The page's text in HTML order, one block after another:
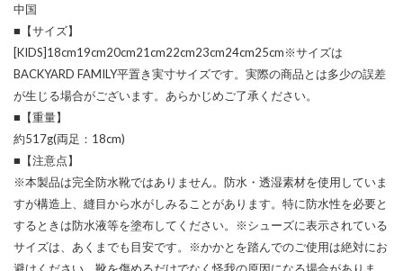
中国
■【サイズ】
[KIDS]18cm19cm20cm21cm22cm23cm24cm25cm※サイズは
BACKYARD FAMILY平置き実寸サイズです。実際の商品とは多少の誤差
が生じる場合がございます。あらかじめご了承ください。
■【重量】
約517g(両足：18cm)
■【注意点】
※本製品は完全防水靴ではありません。防水・透湿素材を使用していま
すが構造上、縫目から水がしみることがあります。特に防水性を必要と
するときは防水液等を塗布してください。※シューズに表示されている
サイズは、あくまでも目安です。※かかとを踏んでのご使用は絶対にお
避けください。靴を傷めるだけでなく怪我の原因になる場合がありま